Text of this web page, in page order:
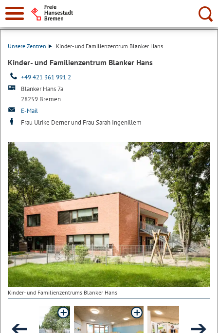
Suche:
Unsere Zentren Kinder- und Familienzentrum Blanker Hans
Kinder- und Familienzentrum Blanker Hans
+49 421 361 991 2
Blanker Hans 7a
28259 Bremen
E-Mail
Frau Ulrike Derner und Frau Sarah Ingenillem
Kinder- und Familienzentrums Blanker Hans